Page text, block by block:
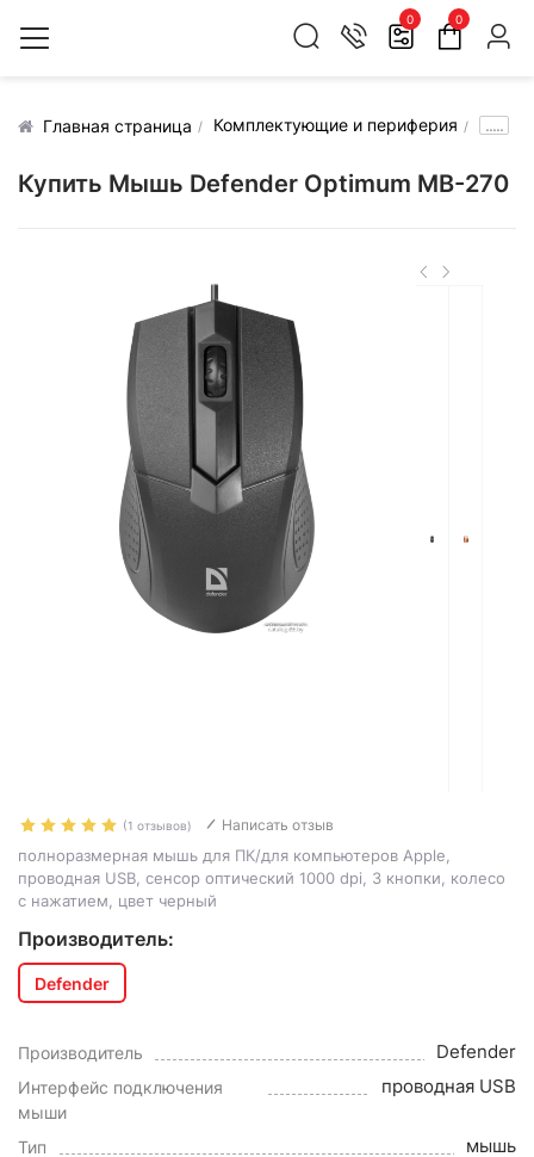
0 0
Главная страница Комплектующие и периферия .....
Купить Мышь Defender Optimum MB-270
(1 отзывов) Написать отзыв
полноразмерная мышь для ПК/для компьютеров Apple,
проводная USB, сенсор оптический 1000 dpi, 3 кнопки, колесо
с нажатием, цвет черный
Производитель:
Defender
Производитель Defender
Интерфейс подключения
мыши
проводная USB
Тип мышь